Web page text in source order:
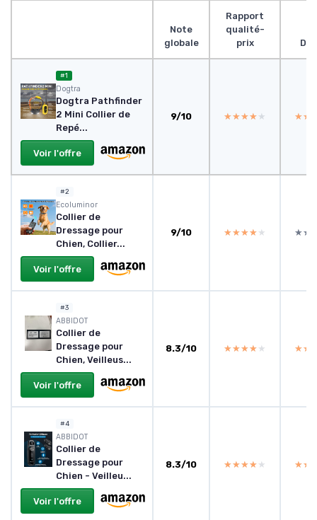
Note
globale
Rapport
qualité-
prix
#1
Dogtra
Dogtra Pathfinder
2 Mini Collier de
Repé...
Voir l'offre
9/10 ★★★★★
★★★★★
#2
Ecoluminor
Collier de
Dressage pour
Chien, Collier...
Voir l'offre
9/10 ★★★★★
★★★★★
#3
ABBIDOT
Collier de
Dressage pour
Chien, Veilleus...
Voir l'offre
8.3/10 ★★★★★
★★★★★
#4
ABBIDOT
Collier de
Dressage pour
Chien - Veilleu...
Voir l'offre
8.3/10 ★★★★★
★★★★★